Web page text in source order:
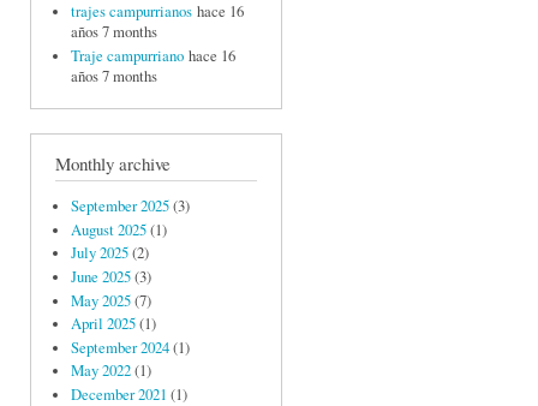
trajes campurrianos hace 16
años 7 months
Traje campurriano hace 16
años 7 months
Monthly archive
September 2025(3)
August 2025(1)
July 2025(2)
June 2025(3)
May 2025(7)
April 2025(1)
September 2024(1)
May 2022(1)
December 2021 (1)